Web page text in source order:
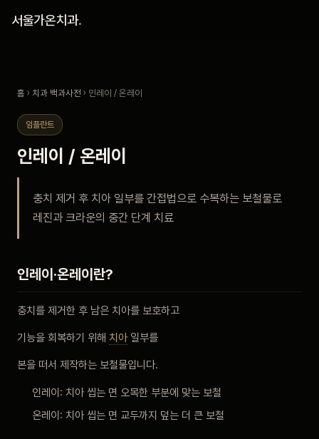
서울가온치과.
진료 안내
안내
비포 애프터
치과 백과사전
홈 › 치과 백과사전 › 인레이 / 온레이
임플란트
인레이 / 온레이
충치 제거 후 치아 일부를 간접법으로 수복하는 보철물로
레진과 크라운의 중간 단계 치료
인레이·온레이란?
충치를 제거한 후 남은 치아를 보호하고
기능을 회복하기 위해 치아일부를
본을 떠서 제작하는 보철물입니다.
인레이: 치아 씹는 면 오목한 부분에 맞는 보철
온레이: 치아 씹는 면 교두까지 덮는 더 큰 보철